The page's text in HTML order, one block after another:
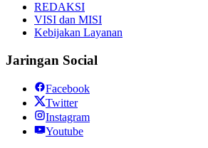
REDAKSI
VISI dan MISI
Kebijakan Layanan
Jaringan Social
Facebook
Twitter
Instagram
Youtube